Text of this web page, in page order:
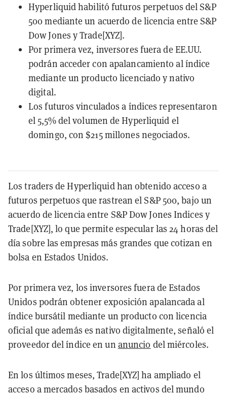
Hyperliquid habilitó futuros perpetuos del S&P
500 mediante un acuerdo de licencia entre S&P
Dow Jones y Trade[XYZ].
Por primera vez, inversores fuera de EE.UU.
podrán acceder con apalancamiento al índice
mediante un producto licenciado y nativo
digital.
Los futuros vinculados a índices representaron
el 5,5% del volumen de Hyperliquid el
domingo, con $215 millones negociados.
Los traders de Hyperliquid han obtenido acceso a
futuros perpetuos que rastrean el S&P 500, bajo un
acuerdo de licencia entre S&P Dow Jones Indices y
Trade[XYZ], lo que permite especular las 24 horas del
día sobre las empresas más grandes que cotizan en
bolsa en Estados Unidos.
Por primera vez, los inversores fuera de Estados
Unidos podrán obtener exposición apalancada al
índice bursátil mediante un producto con licencia
oficial que además es nativo digitalmente, señaló el
proveedor del índice en un anuncio del miércoles.
En los últimos meses, Trade[XYZ] ha ampliado el
acceso a mercados basados en activos del mundo